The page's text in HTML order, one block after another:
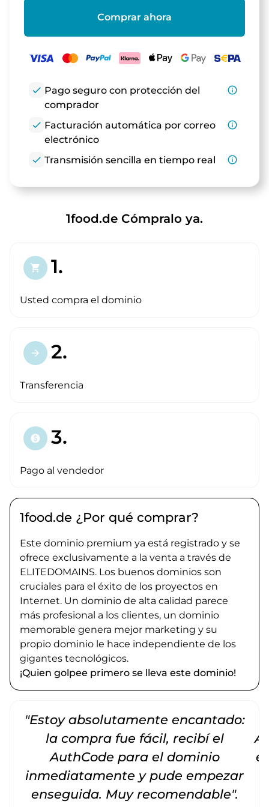
Comprar ahora
check Pago seguro con protección del
comprador
info_outline
check Facturación automática por correo
electrónico
info_outline
check Transmisión sencilla en tiempo real info_outline
1food.de Cómpralo ya.
shopping_cart 1.
Usted compra el dominio
arrow_forward 2.
Transferencia
paid 3.
Pago al vendedor
1food.de ¿Por qué comprar?
Este dominio premium ya está registrado y se
ofrece exclusivamente a la venta a través de
ELITEDOMAINS. Los buenos dominios son
cruciales para el éxito de los proyectos en
Internet. Un dominio de alta calidad parece
más profesional a los clientes, un dominio
memorable genera mejor marketing y su
propio dominio le hace independiente de los
gigantes tecnológicos.
¡Quien golpee primero se lleva este dominio!
"Estoy absolutamente encantado:
la compra fue fácil, recibí el
AuthCode para el dominio
inmediatamente y pude empezar
enseguida. Muy recomendable".